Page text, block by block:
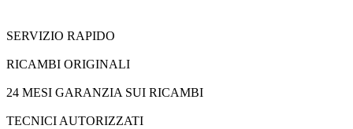
SERVIZIO RAPIDO
RICAMBI ORIGINALI
24 MESI GARANZIA SUI RICAMBI
TECNICI AUTORIZZATI